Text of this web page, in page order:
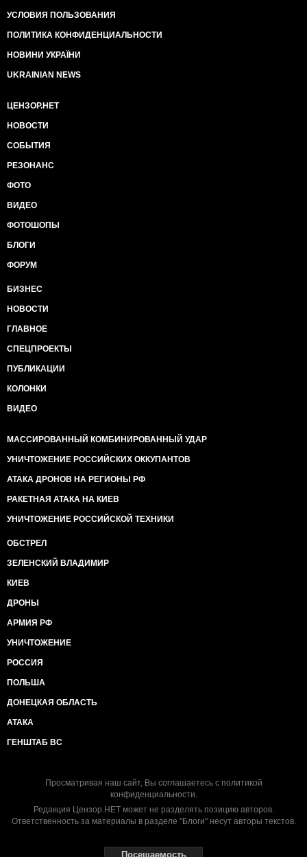
УСЛОВИЯ ПОЛЬЗОВАНИЯ
ПОЛИТИКА КОНФИДЕНЦИАЛЬНОСТИ
НОВИНИ УКРАЇНИ
UKRAINIAN NEWS
ЦЕНЗОР.НЕТ
НОВОСТИ
СОБЫТИЯ
РЕЗОНАНС
ФОТО
ВИДЕО
ФОТОШОПЫ
БЛОГИ
ФОРУМ
БИЗНЕС
НОВОСТИ
ГЛАВНОЕ
СПЕЦПРОЕКТЫ
ПУБЛИКАЦИИ
КОЛОНКИ
ВИДЕО
МАССИРОВАННЫЙ КОМБИНИРОВАННЫЙ УДАР
УНИЧТОЖЕНИЕ РОССИЙСКИХ ОККУПАНТОВ
АТАКА ДРОНОВ НА РЕГИОНЫ РФ
РАКЕТНАЯ АТАКА НА КИЕВ
УНИЧТОЖЕНИЕ РОССИЙСКОЙ ТЕХНИКИ
ОБСТРЕЛ
ЗЕЛЕНСКИЙ ВЛАДИМИР
КИЕВ
ДРОНЫ
АРМИЯ РФ
УНИЧТОЖЕНИЕ
РОССИЯ
ПОЛЬША
ДОНЕЦКАЯ ОБЛАСТЬ
АТАКА
ГЕНШТАБ ВС
Просматривая наш сайт, Вы соглашаетесь с политикой
конфиденциальности.
Редакция Цензор.НЕТ может не разделять позицию авторов.
Ответственность за материалы в разделе "Блоги" несут авторы текстов.
Посещаемость